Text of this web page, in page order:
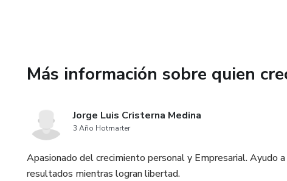
Más información sobre quien
Jorge Luis Cristerna Medina
3 Año Hotmarter
Apasionado del crecimiento personal y Empresarial. Ayudo
resultados mientras logran libertad.